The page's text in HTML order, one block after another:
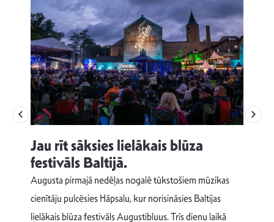
Jau rīt sāksies lielākais blūza
festivāls Baltijā.
Augusta pirmajā nedēļas nogalē tūkstošiem mūzikas
cienītāju pulcēsies Hāpsalu, kur norisināsies Baltijas
lielākais blūza festivāls Augustibluus. Trīs dienu laikā